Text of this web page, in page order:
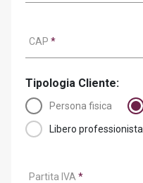
CAP *
Tipologia Cliente:
Persona fisica
Libero professionista
Partita IVA *